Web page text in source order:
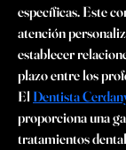
específicas. Este
atención
establecer
plazo entre los
El Dentista
proporciona una
tratamientos